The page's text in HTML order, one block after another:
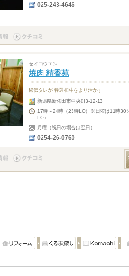
025-243-4646
セイコウエン
焼肉 精香苑
秘伝タレが 特選和牛をより活かす
新潟県新発田市中央町3-12-13
17時～24時（23時LO）※日曜は11時30
LO）
月曜（祝日の場合は翌日）
0254-26-0760